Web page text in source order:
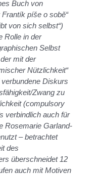
Buch von
píše o sobě“
von sich selbst“)
Rolle in der
Selbst
mit der
Nützlichkeit“
verbundene Diskurs
Zwang zu
(compulsory
verbindlich auch für
Rosemarie Garland-
– betrachtet
des
überschneidet 12
auch mit Motiven